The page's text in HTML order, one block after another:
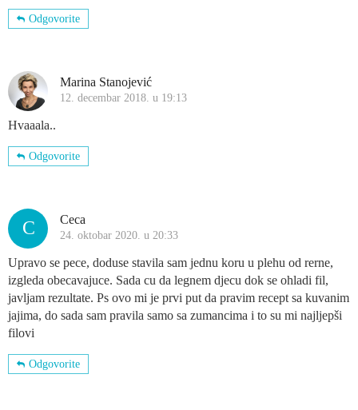
Odgovorite
Marina Stanojević
12. decembar 2018. u 19:13
Hvaaala..
Odgovorite
C Ceca
24. oktobar 2020. u 20:33
Upravo se pece, doduse stavila sam jednu koru u plehu od rerne,
izgleda obecavajuce. Sada cu da legnem djecu dok se ohladi fil,
javljam rezultate. Ps ovo mi je prvi put da pravim recept sa kuvanim
jajima, do sada sam pravila samo sa zumancima i to su mi najljepši
filovi
Odgovorite